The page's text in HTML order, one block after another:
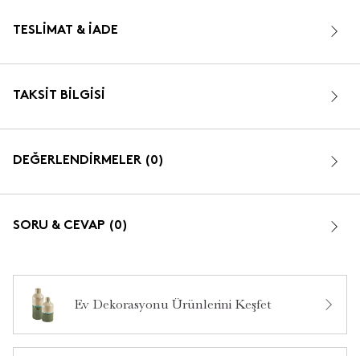
TESLIMAT & İADE
TAKSIT BILGISI
DEĞERLENDİRMELER (0)
SORU & CEVAP (0)
Ev Dekorasyonu Ürünlerini Keşfet